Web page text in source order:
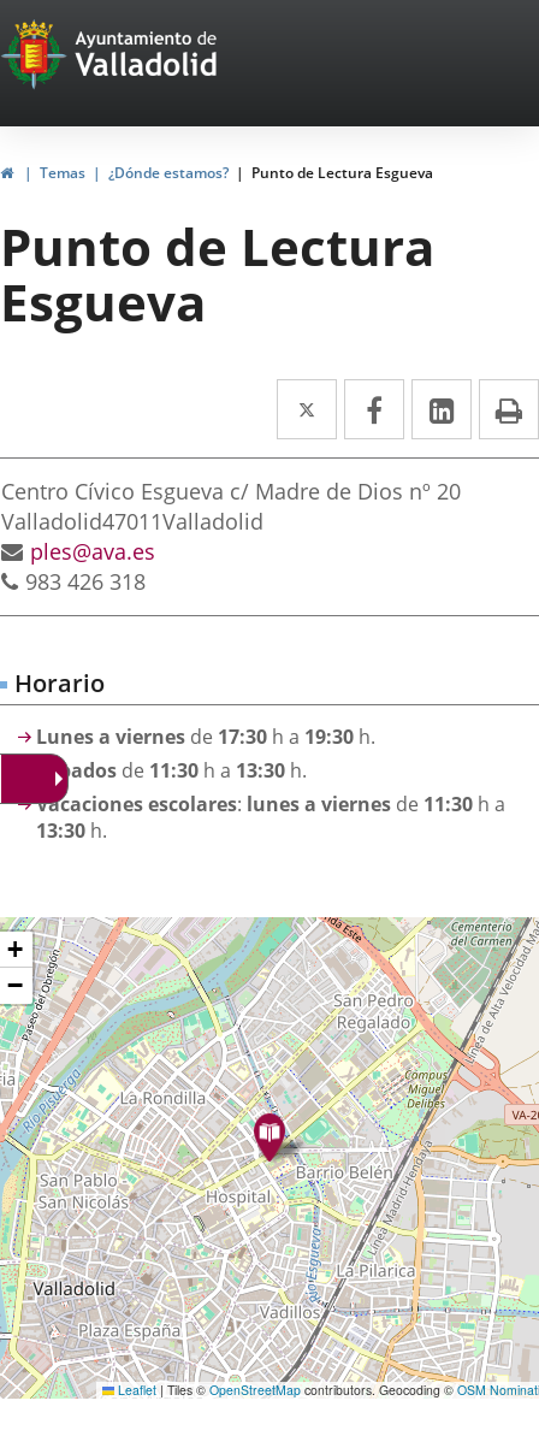
Portal
Web
del
Ayuntamiento
de
Valladolid
HomeTemas ¿Dónde estamos? Punto de Lectura Esgueva
Punto de Lectura
Esgueva
Twitter
Enlace
a
una
Facebook
Enlace
a
una
Enlace
a
una
Postal
address
Centro Cívico Esgueva c/ Madre de Dios nº 20
Valladolid47011Valladolid
Email
ples@ava.es
Phones
983 426 318
Horario
Lunes a viernes de 17:30 h a 19:30 h.
Sábados de 11:30 h a 13:30 h.
Vacaciones escolares: lunes a viernes de 11:30 h a
13:30 h.
+
−
Leaflet | Tiles © OpenStreetMap contributors. Geocoding ©OSM